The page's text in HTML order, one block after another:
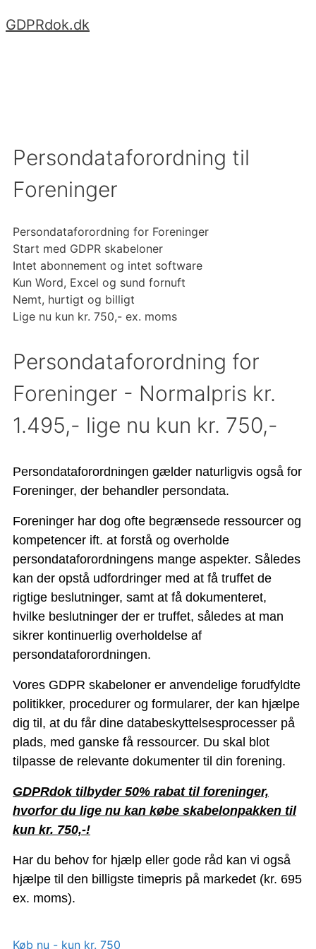
Hop
GDPRdok.dk
Persondataforordning til
Foreninger
Persondataforordning for Foreninger
Start med GDPR skabeloner
Intet abonnement og intet software
Kun Word, Excel og sund fornuft
Nemt, hurtigt og billigt
Lige nu kun kr. 750,- ex. moms
Persondataforordning for
Foreninger - Normalpris kr.
1.495,- lige nu kun kr. 750,-
Persondataforordningen gælder naturligvis også for
Foreninger, der behandler persondata.
Foreninger har dog ofte begrænsede ressourcer og
kompetencer ift. at forstå og overholde
persondataforordningens mange aspekter. Således
kan der opstå udfordringer med at få truffet de
rigtige beslutninger, samt at få dokumenteret,
hvilke beslutninger der er truffet, således at man
sikrer kontinuerlig overholdelse af
persondataforordningen.
Vores GDPR skabeloner er anvendelige forudfyldte
politikker, procedurer og formularer, der kan hjælpe
dig til, at du får dine databeskyttelsesprocesser på
plads, med ganske få ressourcer. Du skal blot
tilpasse de relevante dokumenter til din forening.
GDPRdok tilbyder 50% rabat til foreninger,
hvorfor du lige nu kan købe skabelonpakken til
kun kr. 750,-!
Har du behov for hjælp eller gode råd kan vi også
hjælpe til den billigste timepris på markedet (kr. 695
ex. moms).
Køb nu - kun kr. 750